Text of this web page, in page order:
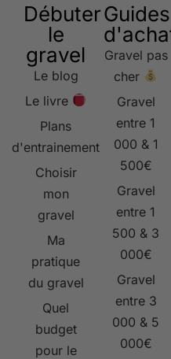
Débuter
le
gravel
Le blog
Le livre
Plans
d'entrainement
Choisir
mon
gravel
Ma
pratique
du gravel
Quel
budget
pour le
Guides
Gravel pas
cher
Gravel
entre 1
000 & 1
500€
Gravel
entre 1
500 & 3
000€
Gravel
entre 3
000 & 5
000€